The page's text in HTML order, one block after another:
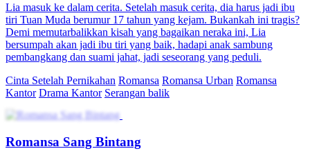
Lia masuk ke dalam cerita. Setelah masuk cerita, dia harus jadi ibu
tiri Tuan Muda berumur 17 tahun yang kejam. Bukankah ini tragis?
Demi memutarbalikkan kisah yang bagaikan neraka ini, Lia
bersumpah akan jadi ibu tiri yang baik, hadapi anak sambung
pembangkang dan suami jahat, jadi seseorang yang peduli.
Cinta Setelah Pernikahan Romansa Romansa Urban Romansa
Kantor Drama Kantor Serangan balik
Romansa Sang Bintang